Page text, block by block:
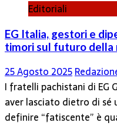
Editoriali
EG Italia, gestori e
timori sul futuro della
25 Agosto 2025
I fratelli pachistani di EG
aver lasciato dietro di sé
definire “fatiscente” è